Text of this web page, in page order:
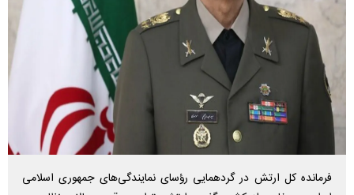
فرمانده کل ارتش در گردهمایی رؤسای نمایندگی‌های جمهوری اسلامی